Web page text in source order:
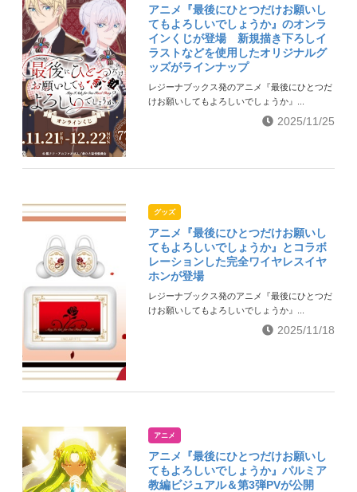
アニメ『最後にひとつだけお願いし
てもよろしいでしょうか』のオンラ
インくじが登場 新規描き下ろしイ
ラストなどを使用したオリジナルグ
ッズがラインナップ
レジーナブックス発のアニメ『最後にひとつだ
けお願いしてもよろしいでしょうか』...
2025/11/25
グッズ
アニメ『最後にひとつだけお願いし
てもよろしいでしょうか』とコラボ
レーションした完全ワイヤレスイヤ
ホンが登場
レジーナブックス発のアニメ『最後にひとつだ
けお願いしてもよろしいでしょうか』...
2025/11/18
アニメ
アニメ『最後にひとつだけお願いし
てもよろしいでしょうか』パルミア
教編ビジュアル＆第3弾PVが公開